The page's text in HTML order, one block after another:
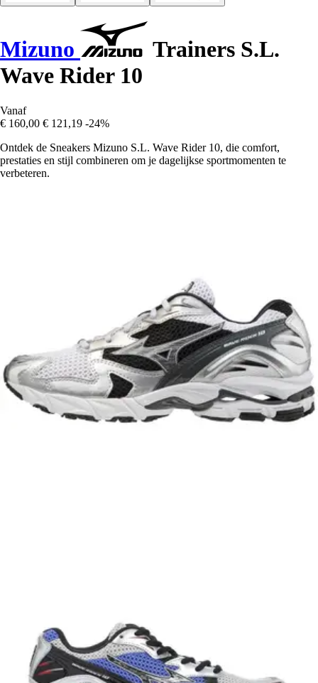
Mizuno
Trainers S.L.
Wave Rider 10
Vanaf
€ 160,00 € 121,19 -24%
Ontdek de Sneakers Mizuno S.L. Wave Rider 10, die comfort,
prestaties en stijl combineren om je dagelijkse sportmomenten te
verbeteren.